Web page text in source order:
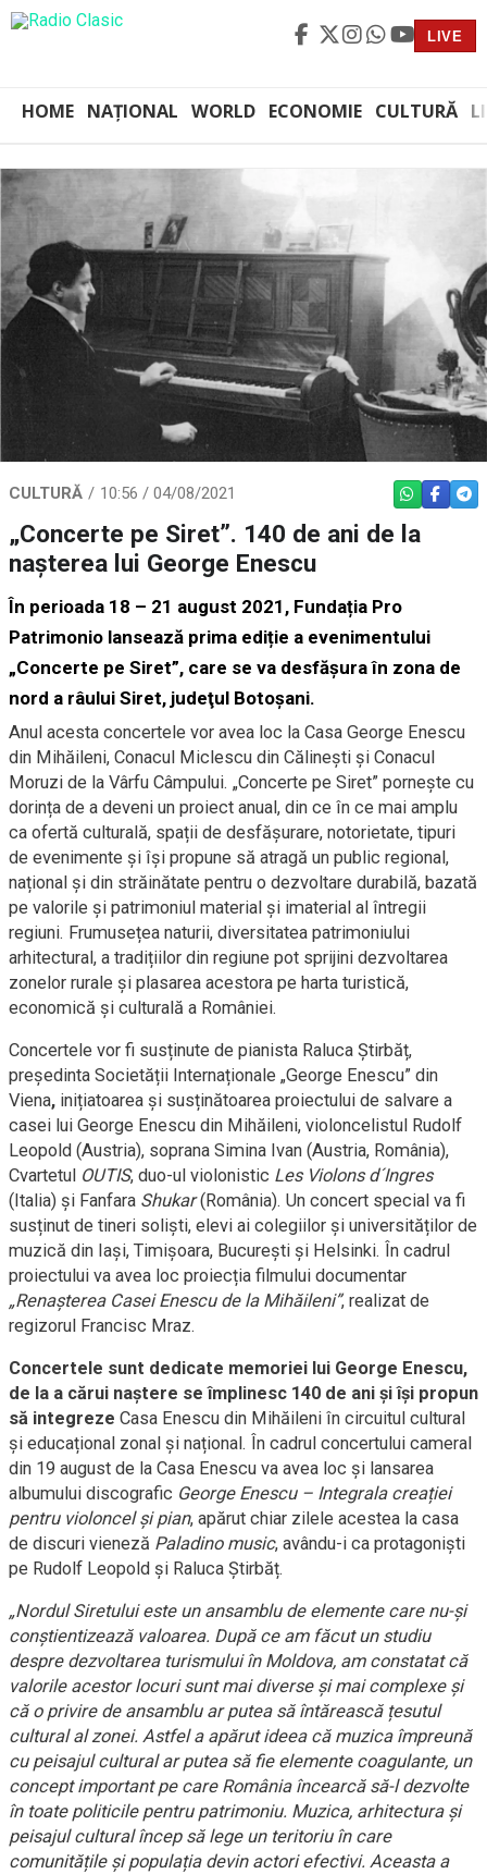
LIVE
HOME NAȚIONAL WORLD ECONOMIE CULTURĂ
CULTURĂ 10:56 / 04/08/2021 WHATSAPP
„Concerte pe Siret”. 140 de ani de la
nașterea lui George Enescu
În perioada 18 – 21 august 2021, Fundația Pro
Patrimonio lansează prima ediție a evenimentului
„Concerte pe Siret”, care se va desfășura în zona de
nord a râului Siret, judeţul Botoşani.
Anul acesta concertele vor avea loc la Casa George Enescu
din Mihăileni, Conacul Miclescu din Călinești și Conacul
Moruzi de la Vârfu Câmpului. „Concerte pe Siret” pornește cu
dorința de a deveni un proiect anual, din ce în ce mai amplu
ca ofertă culturală, spații de desfășurare, notorietate, tipuri
de evenimente și îşi propune să atragă un public regional,
național și din străinătate pentru o dezvoltare durabilă, bazată
pe valorile și patrimoniul material și imaterial al întregii
regiuni. Frumusețea naturii, diversitatea patrimoniului
arhitectural, a tradițiilor din regiune pot sprijini dezvoltarea
zonelor rurale și plasarea acestora pe harta turistică,
economică și culturală a României.
Concertele vor fi susținute de pianista Raluca Știrbăț,
președinta Societății Internaționale „George Enescu” din
Viena, inițiatoarea și susținătoarea proiectului de salvare a
casei lui George Enescu din Mihăileni, violoncelistul Rudolf
Leopold (Austria), soprana Simina Ivan (Austria, România),
Cvartetul OUTIS, duo-ul violonistic Les Violons d´Ingres
(Italia) și Fanfara Shukar(România). Un concert special va fi
susținut de tineri soliști, elevi ai colegiilor și universităților de
muzică din Iași, Timișoara, București și Helsinki. În cadrul
proiectului va avea loc proiecția filmului documentar
„Renașterea Casei Enescu de la Mihăileni”, realizat de
regizorul Francisc Mraz.
Concertele sunt dedicate memoriei lui George Enescu,
de la a cărui naștere se împlinesc 140 de ani și își propun
să integreze Casa Enescu din Mihăileni în circuitul cultural
și educațional zonal și național. În cadrul concertului cameral
din 19 august de la Casa Enescu va avea loc și lansarea
albumului discografic George Enescu – Integrala creației
pentru violoncel și pian, apărut chiar zilele acestea la casa
de discuri vieneză Paladino music, avându-i ca protagoniști
pe Rudolf Leopold și Raluca Știrbăț.
„Nordul Siretului este un ansamblu de elemente care nu-și
conștientizează valoarea. După ce am făcut un studiu
despre dezvoltarea turismului în Moldova, am constatat că
valorile acestor locuri sunt mai diverse și mai complexe și
că o privire de ansamblu ar putea să întărească țesutul
cultural al zonei. Astfel a apărut ideea că muzica împreună
cu peisajul cultural ar putea să fie elemente coagulante, un
concept important pe care România încearcă să-l dezvolte
în toate politicile pentru patrimoniu. Muzica, arhitectura și
peisajul cultural încep să lege un teritoriu în care
comunitățile și populația devin actori efectivi. Aceasta a